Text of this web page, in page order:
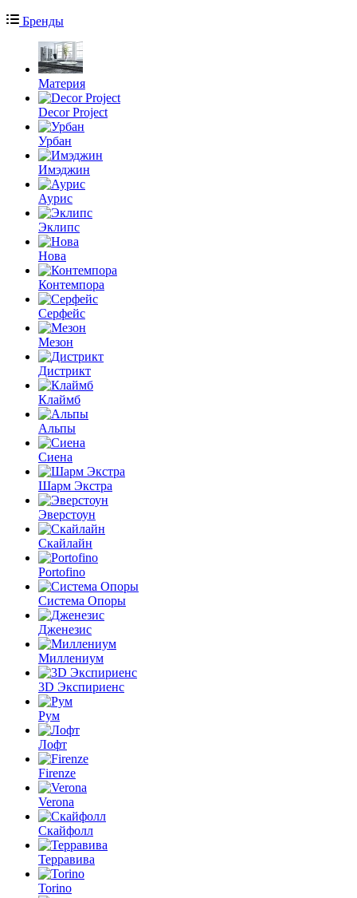
Бренды
Материя
Decor Project
Урбан
Имэджин
Аурис
Эклипс
Нова
Контемпора
Серфейс
Мезон
Дистрикт
Клаймб
Альпы
Сиена
Шарм Экстра
Эверстоун
Скайлайн
Portofino
Система Опоры
Дженезис
Миллениум
3D Экспириенс
Рум
Лофт
Firenze
Verona
Скайфолл
Терравива
Torino